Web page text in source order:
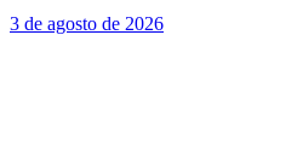
3 de agosto de 2026